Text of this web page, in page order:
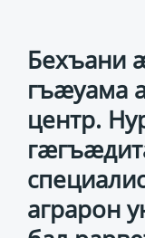
Бехъани
гъæуама
центр.
аграрон